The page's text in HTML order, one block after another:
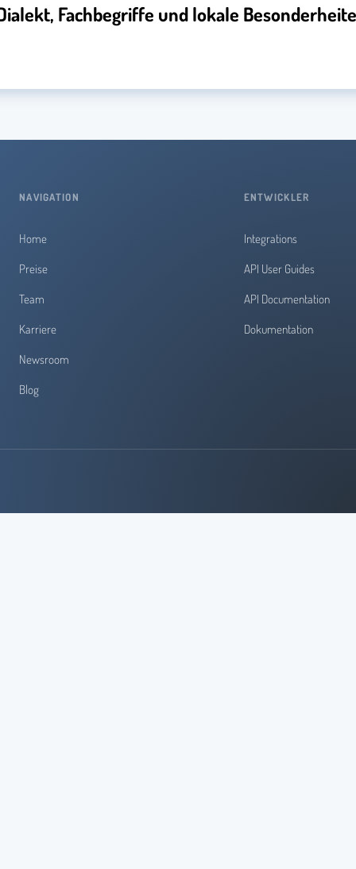
Fachbegriffe und lokale
NAVIGATION
Home
Preise
Team
Karriere
Newsroom
Blog
ENTWICKLER
Integrations
API User Guides
API Documentation
Dokumentation